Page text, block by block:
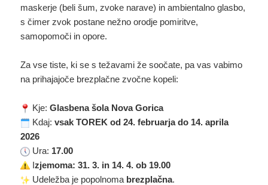
maskerje (beli šum, zvoke narave) in ambientalno glasbo,
s čimer zvok postane nežno orodje pomiritve,
samopomoči in opore.
Za vse tiste, ki se s težavami že soočate, pa vas vabimo
na prihajajoče brezplačne zvočne kopeli:
Kje:Glasbena šola Nova Gorica
Kdaj:vsak TOREK od 24. februarja do 14. aprila
2026
Ura: 17.00
Izjemoma: 31. 3. in 14. 4. ob 19.00
Udeležba je popolnoma brezplačna.